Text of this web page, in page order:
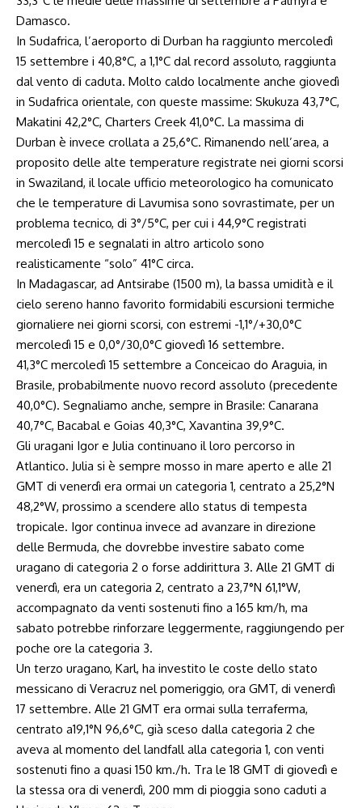
Damasco.
In Sudafrica, l’aeroporto di Durban ha raggiunto mercoledì
15 settembre i 40,8°C, a 1,1°C dal record assoluto, raggiunta
dal vento di caduta. Molto caldo localmente anche giovedì
in Sudafrica orientale, con queste massime: Skukuza 43,7°C,
Makatini 42,2°C, Charters Creek 41,0°C. La massima di
Durban è invece crollata a 25,6°C. Rimanendo nell’area, a
proposito delle alte temperature registrate nei giorni scorsi
in Swaziland, il locale ufficio meteorologico ha comunicato
che le temperature di Lavumisa sono sovrastimate, per un
problema tecnico, di 3°/5°C, per cui i 44,9°C registrati
mercoledì 15 e segnalati in altro articolo sono
realisticamente “solo” 41°C circa.
In Madagascar, ad Antsirabe (1500 m), la bassa umidità e il
cielo sereno hanno favorito formidabili escursioni termiche
giornaliere nei giorni scorsi, con estremi -1,1°/+30,0°C
mercoledì 15 e 0,0°/30,0°C giovedì 16 settembre.
41,3°C mercoledì 15 settembre a Conceicao do Araguia, in
Brasile, probabilmente nuovo record assoluto (precedente
40,0°C). Segnaliamo anche, sempre in Brasile: Canarana
40,7°C, Bacabal e Goias 40,3°C, Xavantina 39,9°C.
Gli uragani Igor e Julia continuano il loro percorso in
Atlantico. Julia si è sempre mosso in mare aperto e alle 21
GMT di venerdì era ormai un categoria 1, centrato a 25,2°N
48,2°W, prossimo a scendere allo status di tempesta
tropicale. Igor continua invece ad avanzare in direzione
delle Bermuda, che dovrebbe investire sabato come
uragano di categoria 2 o forse addirittura 3. Alle 21 GMT di
venerdì, era un categoria 2, centrato a 23,7°N 61,1°W,
accompagnato da venti sostenuti fino a 165 km/h, ma
sabato potrebbe rinforzare leggermente, raggiungendo per
poche ore la categoria 3.
Un terzo uragano, Karl, ha investito le coste dello stato
messicano di Veracruz nel pomeriggio, ora GMT, di venerdì
17 settembre. Alle 21 GMT era ormai sulla terraferma,
centrato a19,1°N 96,6°C, già sceso dalla categoria 2 che
aveva al momento del landfall alla categoria 1, con venti
sostenuti fino a quasi 150 km./h. Tra le 18 GMT di giovedì e
la stessa ora di venerdì, 200 mm di pioggia sono caduti a